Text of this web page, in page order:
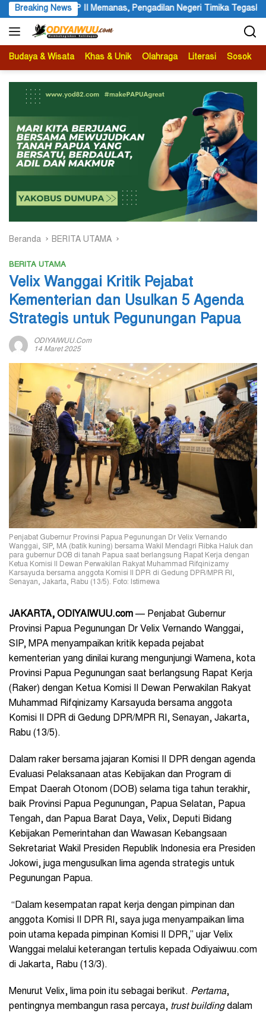
Langsung
ke
konten
Breaking News
Timika Tegaskan Eksekusi Bukan Pemeriksaan Ulang
Budaya & Wisata Khas & Unik Olahraga Literasi Sosok
Beranda BERITA UTAMA
BERITA UTAMA
Velix Wanggai Kritik Pejabat
Kementerian dan Usulkan 5 Agenda
Strategis untuk Pegunungan Papua
ODIYAIWUU.com
14 Maret 2025
Penjabat Gubernur Provinsi Papua Pegunungan Dr Velix Vernando
Wanggai, SIP, MA (batik kuning) bersama Wakil Mendagri Ribka Haluk dan
para gubernur DOB di tanah Papua saat berlangsung Rapat Kerja dengan
Ketua Komisi II Dewan Perwakilan Rakyat Muhammad Rifqinizamy
Karsayuda bersama anggota Komisi II DPR di Gedung DPR/MPR RI,
Senayan, Jakarta, Rabu (13/5). Foto: Istimewa
JAKARTA, ODIYAIWUU.com — Penjabat Gubernur
Provinsi Papua Pegunungan Dr Velix Vernando Wanggai,
SIP, MPA menyampaikan kritik kepada pejabat
kementerian yang dinilai kurang mengunjungi Wamena, kota
Provinsi Papua Pegunungan saat berlangsung Rapat Kerja
(Raker) dengan Ketua Komisi II Dewan Perwakilan Rakyat
Muhammad Rifqinizamy Karsayuda bersama anggota
Komisi II DPR di Gedung DPR/MPR RI, Senayan, Jakarta,
Rabu (13/5).
Dalam raker bersama jajaran Komisi II DPR dengan agenda
Evaluasi Pelaksanaan atas Kebijakan dan Program di
Empat Daerah Otonom (DOB) selama tiga tahun terakhir,
baik Provinsi Papua Pegunungan, Papua Selatan, Papua
Tengah, dan Papua Barat Daya, Velix, Deputi Bidang
Kebijakan Pemerintahan dan Wawasan Kebangsaan
Sekretariat Wakil Presiden Republik Indonesia era Presiden
Jokowi, juga mengusulkan lima agenda strategis untuk
Pegunungan Papua.
“Dalam kesempatan rapat kerja dengan pimpinan dan
anggota Komisi II DPR RI, saya juga menyampaikan lima
poin utama kepada pimpinan Komisi II DPR,” ujar Velix
Wanggai melalui keterangan tertulis kepada Odiyaiwuu.com
di Jakarta, Rabu (13/3).
Menurut Velix, lima poin itu sebagai berikut. Pertama,
pentingnya membangun rasa percaya, trust buildingdalam